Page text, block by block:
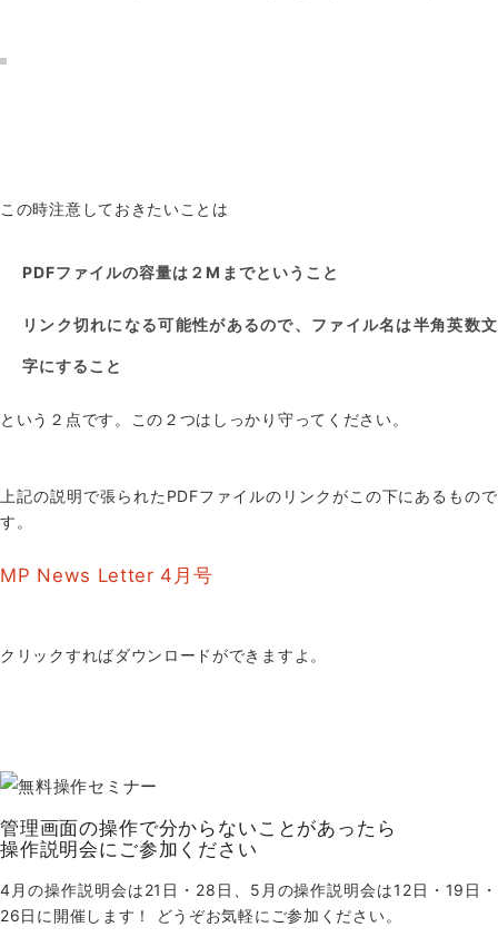
この時注意しておきたいことは
PDFファイルの容量は２Mまでということ
リンク切れになる可能性があるので、ファイル名は半角英数文
字にすること
という２点です。この２つはしっかり守ってください。
上記の説明で張られたPDFファイルのリンクがこの下にあるもので
す。
MP News Letter 4月号
クリックすればダウンロードができますよ。
管理画面の操作で分からないことがあったら
操作説明会にご参加ください
4月の操作説明会は21日・28日、5月の操作説明会は12日・19日・
26日に開催します！ どうぞお気軽にご参加ください。